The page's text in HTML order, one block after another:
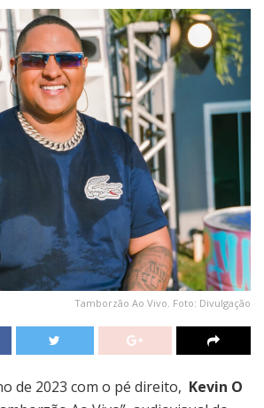
Tamborzão Ao Vivo. Foto: Divulgação
de 2023 com o pé direito, Kevin O